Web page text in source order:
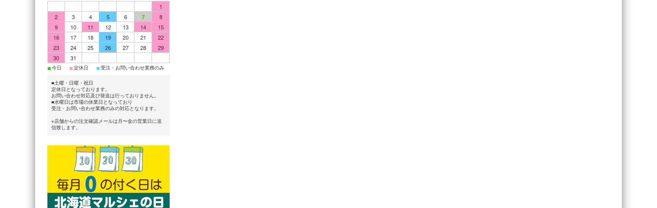
1
2
3 4 5 6 7
8
9
10 11 12 13 14
15
16
17 18 19 20 21
22
23
24 25 26 27 28
29
30
31
■今日 ■定休日 ■受注・お問い合わせ業務のみ
■土曜・日曜・祝日
定休日となっております。
お問い合わせ対応及び発送は行っておりません。
■水曜日は市場の休業日となっており
受注・お問い合わせ業務のみの対応となります。
※店舗からの注文確認メールは月〜金の営業日に送
信致します。